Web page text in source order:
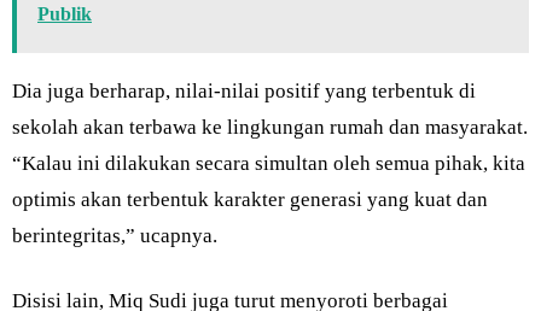
Publik
Dia juga berharap, nilai-nilai positif yang terbentuk di
sekolah akan terbawa ke lingkungan rumah dan masyarakat.
“Kalau ini dilakukan secara simultan oleh semua pihak, kita
optimis akan terbentuk karakter generasi yang kuat dan
berintegritas,” ucapnya.
Disisi lain, Miq Sudi juga turut menyoroti berbagai